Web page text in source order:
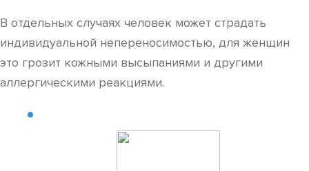
В отдельных случаях человек может страдать
индивидуальной непереносимостью, для женщин
это грозит кожными высыпаниями и другими
аллергическими реакциями.